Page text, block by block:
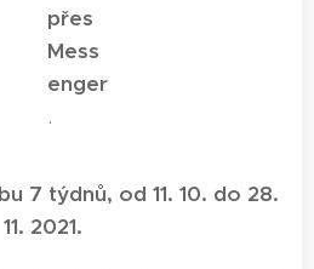
přes
Mess
enger
.
7 týdnů, od 11. 10. do 28.
11. 2021.